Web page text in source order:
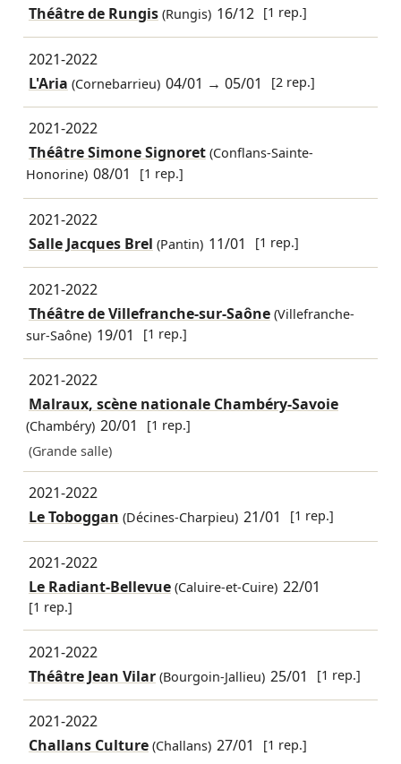
Théâtre de Rungis(Rungis) 16/12 [1 rep.]
2021-2022
L'Aria (Cornebarrieu) 04/01 →05/01 [2 rep.]
2021-2022
Théâtre Simone Signoret(Conflans-Sainte-
Honorine) 08/01 [1 rep.]
2021-2022
Salle Jacques Brel (Pantin) 11/01 [1 rep.]
2021-2022
Théâtre de Villefranche-sur-Saône(Villefranche-
sur-Saône) 19/01 [1 rep.]
2021-2022
Malraux, scène nationale Chambéry-Savoie
(Chambéry) 20/01
[1 rep.]
(Grande salle)
2021-2022
Le Toboggan (Décines-Charpieu) 21/01 [1 rep.]
2021-2022
Le Radiant-Bellevue(Caluire-et-Cuire) 22/01
[1 rep.]
2021-2022
Théâtre Jean Vilar(Bourgoin-Jallieu) 25/01 [1 rep.]
2021-2022
Challans Culture(Challans) 27/01 [1 rep.]